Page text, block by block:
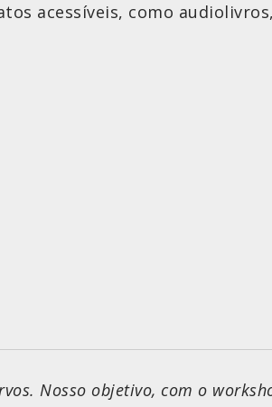
acessíveis, como
Nosso objetivo, com o